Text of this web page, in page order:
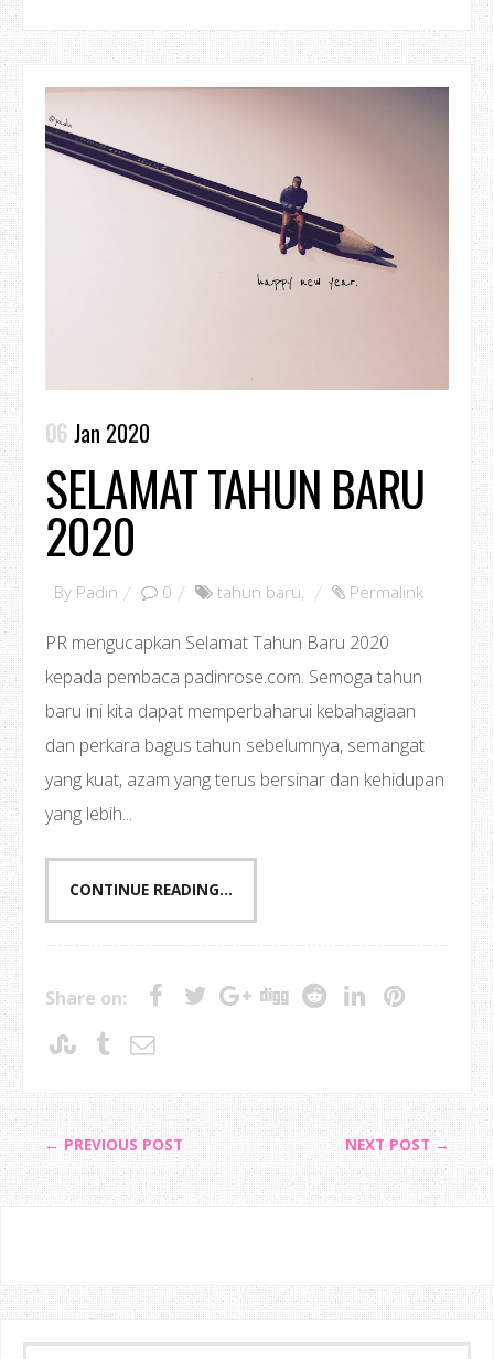
06 Jan 2020
SELAMAT TAHUN BARU
2020
By Padin 0 tahun baru, Permalink
PR mengucapkan Selamat Tahun Baru 2020
kepada pembaca padinrose.com. Semoga tahun
baru ini kita dapat memperbaharui kebahagiaan
dan perkara bagus tahun sebelumnya, semangat
yang kuat, azam yang terus bersinar dan kehidupan
yang lebih...
CONTINUE READING...
Share on:
← PREVIOUS POST NEXT POST →